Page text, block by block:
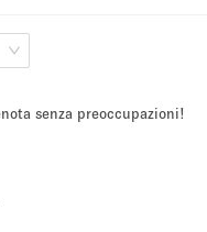
5000+ sq ft
senza preoccupazioni!